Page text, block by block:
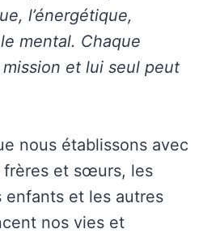
l’énergétique,
mental. Chaque
mission et lui seul peut
nous établissons avec
frères et sœurs, les
enfants et les autres
nos vies et